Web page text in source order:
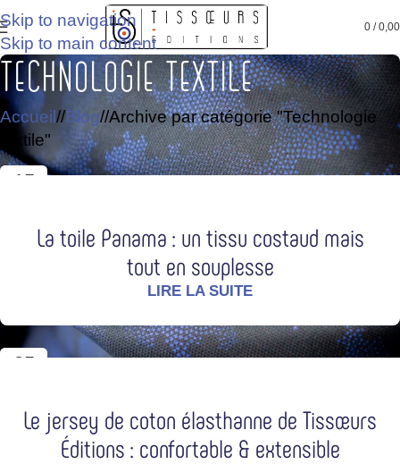
Skip to navigation
Skip to main content
frais avec Klarna Livraison à partir de 2,20 €* 3
0 /
Technologie textile
Accueil / Blog/ Archive par catégorie "Technologie
textile"
15
La toile Panama : un tissu costaud mais
tout en souplesse
LIRE LA SUITE
25
Le jersey de coton élasthanne de Tissœurs
Éditions : confortable & extensible